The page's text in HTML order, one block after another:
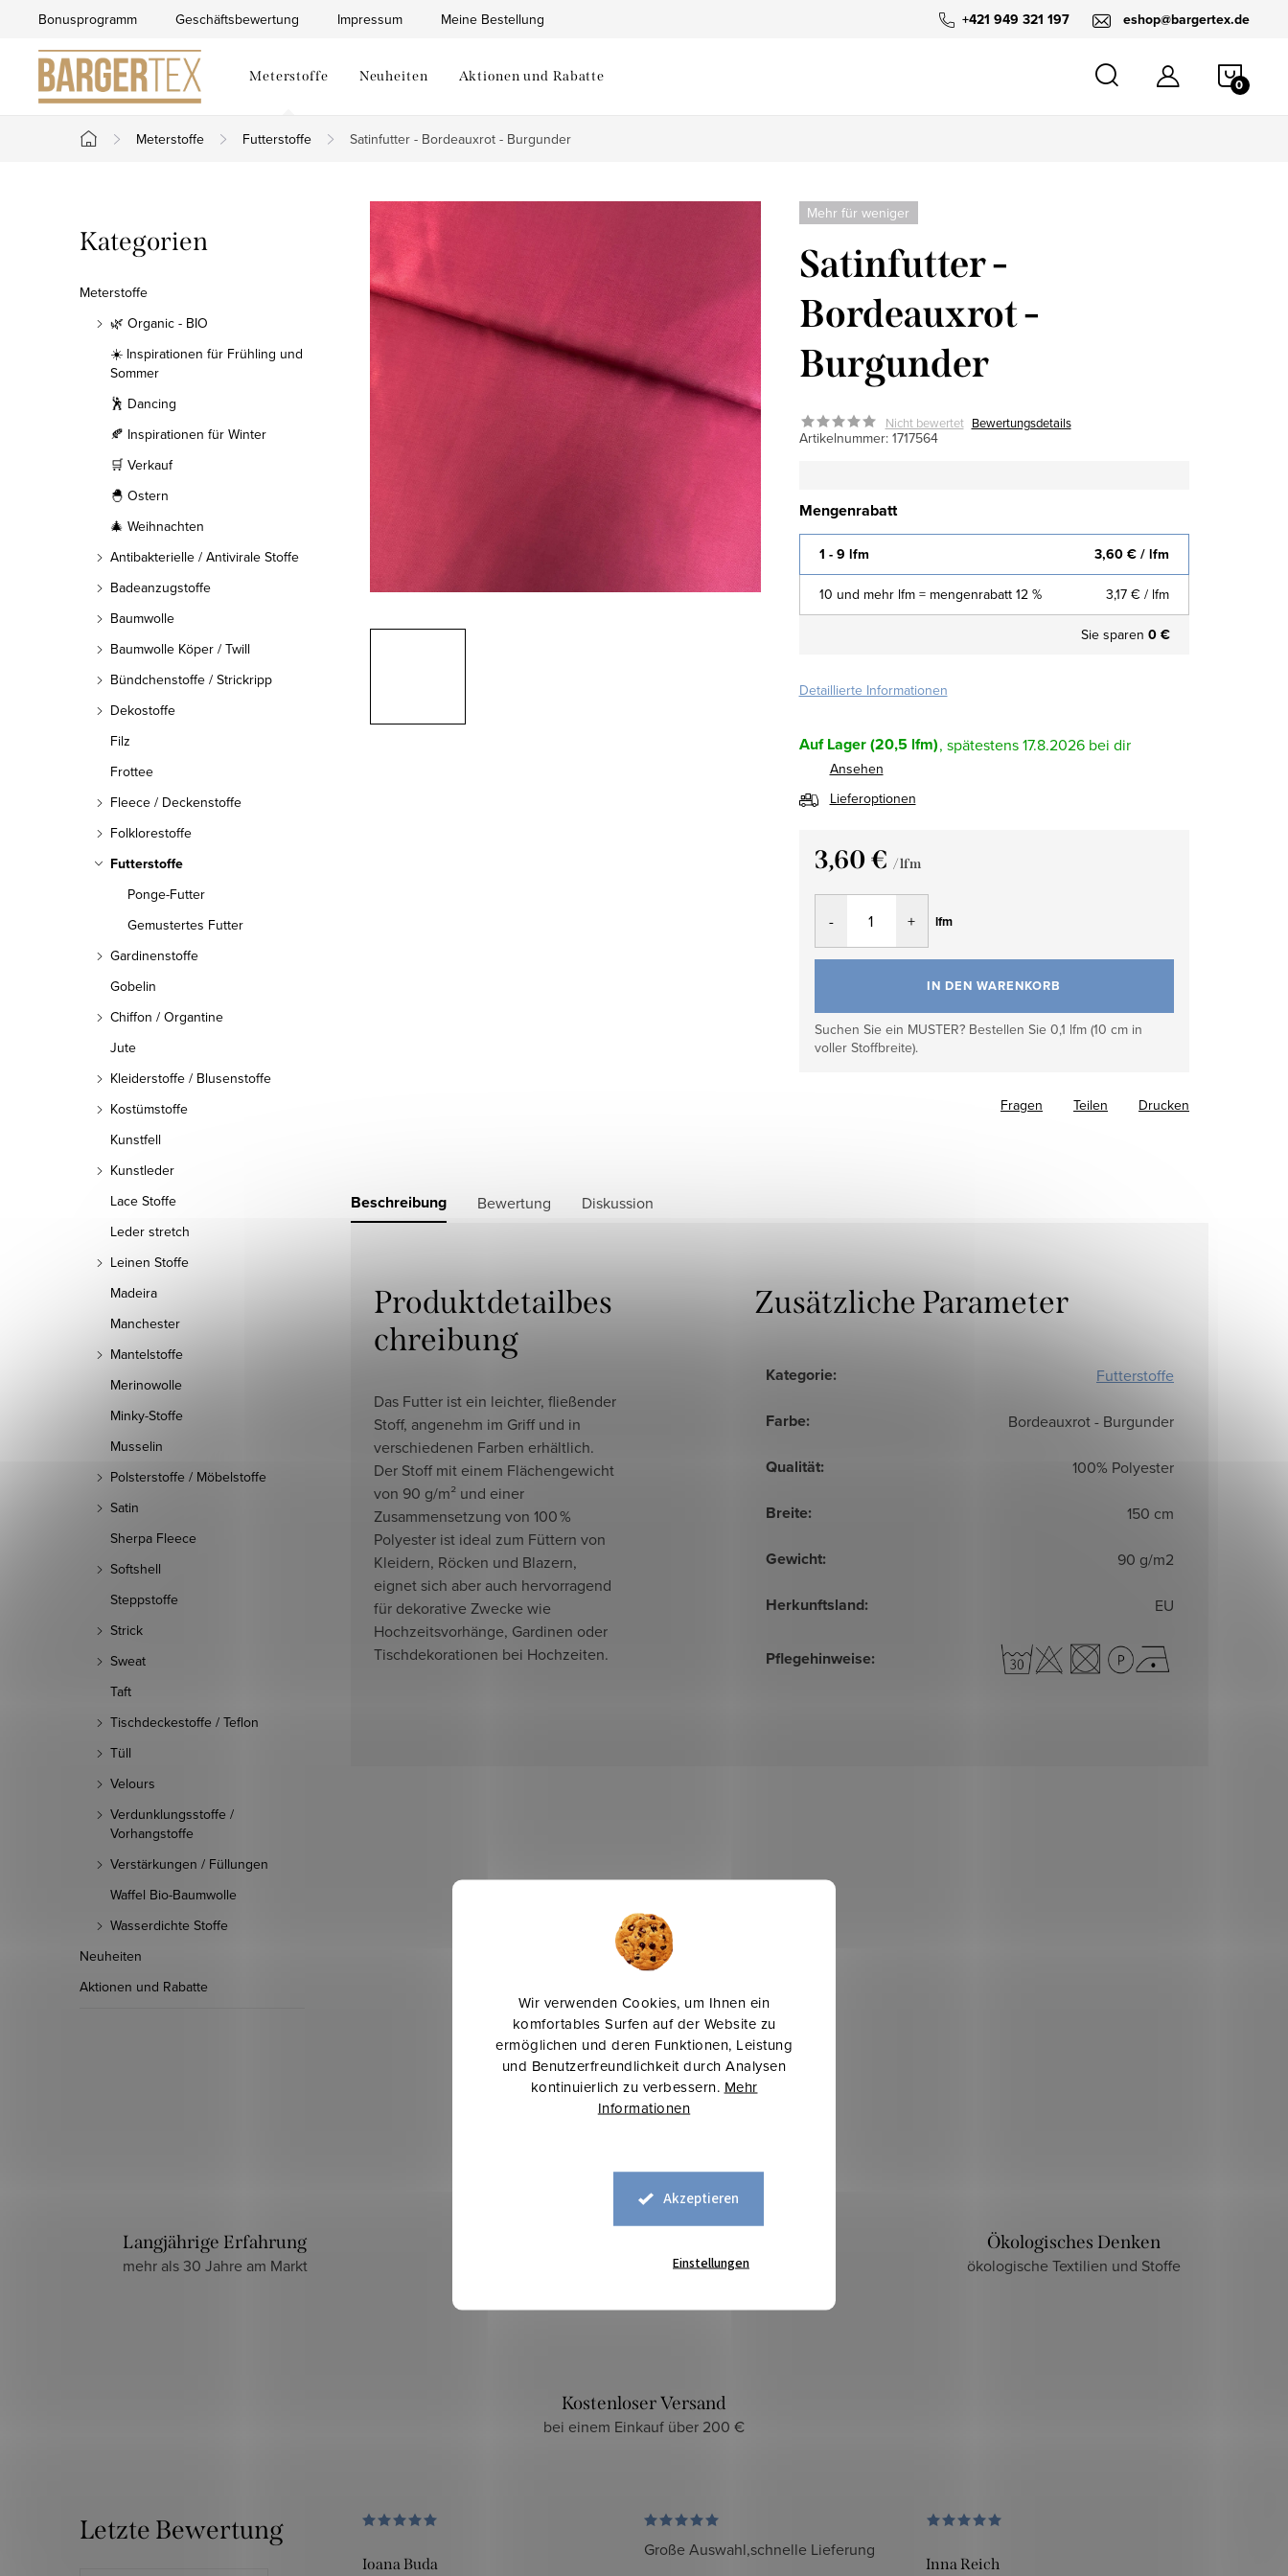
Wir verwenden Cookies, um Ihnen ein
komfortables Surfen auf der Website zu
ermöglichen und deren Funktionen, Leistung
und Benutzerfreundlichkeit durch Analysen
kontinuierlich zu verbessern. Mehr
Informationen
Akzeptieren
Einstellungen
springen
+421 949 321 197 eshop@bargertex.de
Bonusprogramm Geschäftsbewertung Impressum Meine Bestellung
Meterstoffe Neuheiten Aktionen und Rabatte
Startseite
Meterstoffe Futterstoffe Satinfutter - Bordeauxrot - Burgunder
e
i
Kategorien
überspringen
Kategorien
Meterstoffe
🌿 Organic - BIO
☀️ Inspirationen für Frühling und
Sommer
🕺 Dancing
🍂 Inspirationen für Winter
🛒 Verkauf
🐣 Ostern
🎄 Weihnachten
Antibakterielle / Antivirale Stoffe
Badeanzugstoffe
Baumwolle
Baumwolle Köper / Twill
Bündchenstoffe / Strickripp
Dekostoffe
Filz
Frottee
Fleece / Deckenstoffe
Folklorestoffe
Futterstoffe
Ponge-Futter
Gemustertes Futter
Gardinenstoffe
Gobelin
Chiffon / Organtine
Jute
Kleiderstoffe / Blusenstoffe
Kostümstoffe
Kunstfell
Kunstleder
Lace Stoffe
Leder stretch
Leinen Stoffe
Madeira
Manchester
Mantelstoffe
Merinowolle
Minky-Stoffe
Musselin
Polsterstoffe / Möbelstoffe
Satin
Sherpa Fleece
Softshell
Steppstoffe
Strick
Sweat
Taft
Tischdeckestoffe / Teflon
Tüll
Velours
Verdunklungsstoffe /
Vorhangstoffe
Verstärkungen / Füllungen
Waffel Bio-Baumwolle
Wasserdichte Stoffe
Neuheiten
Aktionen und Rabatte
Mehr für weniger
Satinfutter -
Bordeauxrot -
Burgunder
Nicht bewertet Bewertungsdetails
Artikelnummer: 1717564
Mengenrabatt
1 - 9 lfm 3,60 € / lfm
10 und mehr lfm = mengenrabatt 12 % 3,17 € / lfm
Sie sparen 0 €
Detaillierte Informationen
Auf Lager(20,5 lfm) 17.8.2026
Ansehen
Lieferoptionen
3,60 € / lfm
Verkaufspreis:
lfm
IN DEN WARENKORB
Suchen Sie ein MUSTER? Bestellen Sie 0,1 lfm (10 cm in
voller Stoffbreite).
Drucken
Fragen Teilen
Beschreibung Bewertung Diskussion
Produktdetailbes
chreibung
Das Futter ist ein leichter, fließender
Stoff, angenehm im Griff und in
verschiedenen Farben erhältlich.
Der Stoff mit einem Flächengewicht
von 90 g/m² und einer
Zusammensetzung von 100 %
Polyester ist ideal zum Füttern von
Kleidern, Röcken und Blazern,
eignet sich aber auch hervorragend
für dekorative Zwecke wie
Hochzeitsvorhänge, Gardinen oder
Tischdekorationen bei Hochzeiten.
Zusätzliche Parameter
Kategorie: Futterstoffe
Farbe: Bordeauxrot - Burgunder
Qualität: 100% Polyester
Breite: 150 cm
Gewicht: 90 g/m2
Herkunftsland: EU
Pflegehinweise:
Langjährige Erfahrung
mehr als 30 Jahre am Markt zuverlässiger und sicherer E-Shop
Ökologisches Denken
ökologische Textilien und Stoffe
Kostenloser Versand
bei einem Einkauf über 200 €
Letzte Bewertung
Ioana Buda
Große Auswahl,schnelle Lieferung
Inna Reich